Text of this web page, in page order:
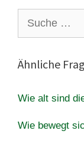
nach:
Ähnliche
Wie alt sind
Wie bewegt